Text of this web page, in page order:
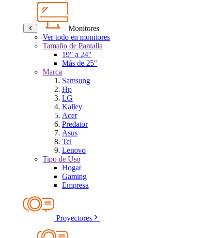
Monitores
Ver todo en monitores
Tamaño de Pantalla
19" a 24"
Más de 25"
Marca
Samsung
Hp
LG
Kalley
Acer
Predator
Asus
Tcl
Lenovo
Tipo de Uso
Hogar
Gaming
Empresa
Proyectores